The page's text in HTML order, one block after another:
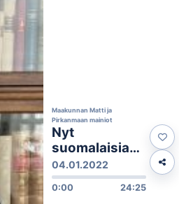
Maakunnan Matti ja
Pirkanmaan mainiot
Nyt
suomalaisia
kiinnostaa
design, Jukka
Takala taitaa
04.01.2022
0:00 24:25